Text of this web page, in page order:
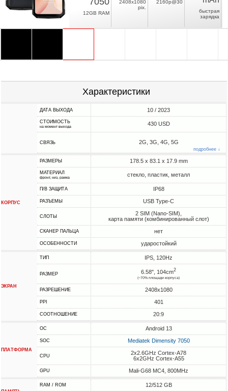
12GB RAM
2408x1080
pix.
2160p@30
быстрая
зарядка
Характеристики
ДАТА ВЫХОДА 10 / 2023
СТОИМОСТЬ
на момент выхода 430 USD
СВЯЗЬ 2G, 3G, 4G, 5G
подробнее ↓
КОРПУС
РАЗМЕРЫ 178.5 x 83.1 x 17.9 mm
МАТЕРИАЛ
фронт, низ, рамка стекло, пластик, металл
П/В ЗАЩИТА IP68
РАЗЪЕМЫ USB Type-C
СЛОТЫ
2 SIM (Nano-SIM),
карта памяти (комбинированный слот)
СКАНЕР ПАЛЬЦА нет
ОСОБЕННОСТИ ударостойкий
ЭКРАН
ТИП IPS, 120Hz
РАЗМЕР 6.58", 104cm2
(~70% площади корпуса)
РАЗРЕШЕНИЕ 2408x1080
PPI 401
СООТНОШЕНИЕ 20:9
ПЛАТФОРМА
ОС Android 13
SOC Mediatek Dimensity 7050
CPU
2x2.6GHz Cortex-A78
6x2GHz Cortex-A55
GPU Mali-G68 MC4, 800MHz
RAM / ROM 12/512 GB